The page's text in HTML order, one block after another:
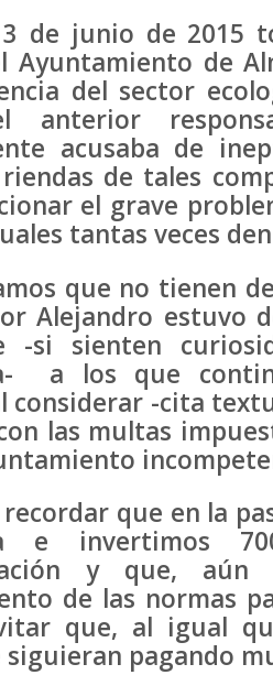
de junio de 2015
Ayuntamiento de
del sector
anterior
acusaba de
de tales
el grave
tantas veces
que no tienen
Alejandro estuvo
-si sienten
a los que
considerar -cita
las multas
que en la
e invertimos
y que,
de las normas
que, al igual
siguieran pagando